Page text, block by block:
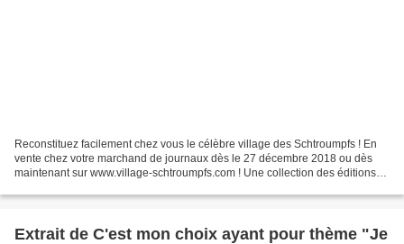
Reconstituez facilement chez vous le célèbre village des Schtroumpfs ! En
vente chez votre marchand de journaux dès le 27 décembre 2018 ou dès
maintenant sur www.village-schtroumpfs.com ! Une collection des éditions
Extrait de C'est mon choix ayant pour thème "Je